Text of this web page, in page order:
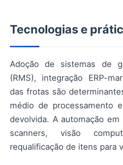
Tecnologias e
Adoção de sistemas de
(RMS), integração ERP-
das frotas são
médio de processamento
devolvida. A automação
scanners, visão
requalificação de itens para